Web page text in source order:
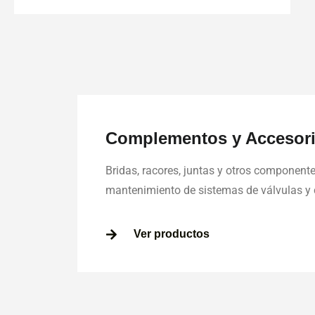
Complementos y
Bridas, racores, juntas y otros
mantenimiento de sistemas de válvulas
Ver productos